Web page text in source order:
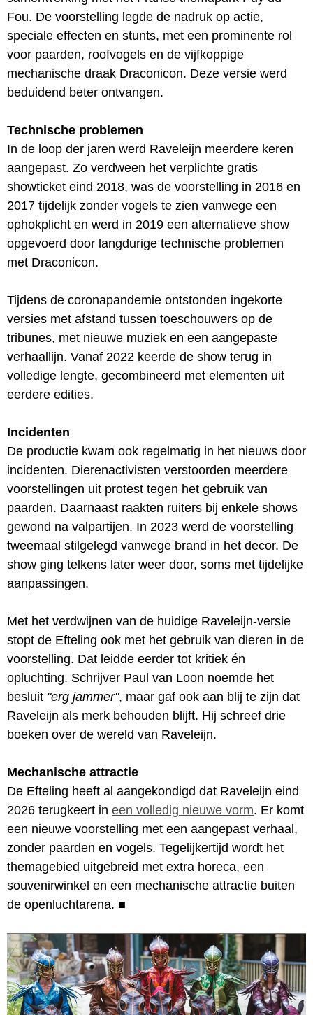
Fou. De voorstelling legde de nadruk op actie,
speciale effecten en stunts, met een prominente rol
voor paarden, roofvogels en de vijfkoppige
mechanische draak Draconicon. Deze versie werd
beduidend beter ontvangen.
Technische problemen
In de loop der jaren werd Raveleijn meerdere keren
aangepast. Zo verdween het verplichte gratis
showticket eind 2018, was de voorstelling in 2016 en
2017 tijdelijk zonder vogels te zien vanwege een
ophokplicht en werd in 2019 een alternatieve show
opgevoerd door langdurige technische problemen
met Draconicon.
Tijdens de coronapandemie ontstonden ingekorte
versies met afstand tussen toeschouwers op de
tribunes, met nieuwe muziek en een aangepaste
verhaallijn. Vanaf 2022 keerde de show terug in
volledige lengte, gecombineerd met elementen uit
eerdere edities.
Incidenten
De productie kwam ook regelmatig in het nieuws door
incidenten. Dierenactivisten verstoorden meerdere
voorstellingen uit protest tegen het gebruik van
paarden. Daarnaast raakten ruiters bij enkele shows
gewond na valpartijen. In 2023 werd de voorstelling
tweemaal stilgelegd vanwege brand in het decor. De
show ging telkens later weer door, soms met tijdelijke
aanpassingen.
Met het verdwijnen van de huidige Raveleijn-versie
stopt de Efteling ook met het gebruik van dieren in de
voorstelling. Dat leidde eerder tot kritiek én
opluchting. Schrijver Paul van Loon noemde het
besluit "erg jammer", maar gaf ook aan blij te zijn dat
Raveleijn als merk behouden blijft. Hij schreef drie
boeken over de wereld van Raveleijn.
Mechanische attractie
De Efteling heeft al aangekondigd dat Raveleijn eind
2026 terugkeert in een volledig nieuwe vorm. Er komt
een nieuwe voorstelling met een aangepast verhaal,
zonder paarden en vogels. Tegelijkertijd wordt het
themagebied uitgebreid met extra horeca, een
souvenirwinkel en een mechanische attractie buiten
de openluchtarena. ■